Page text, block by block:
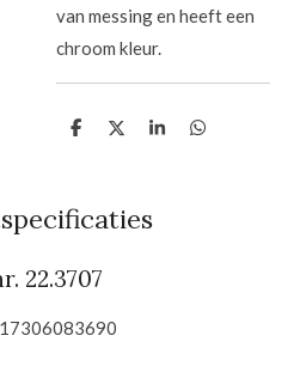
van messing en heeft een
chroom kleur.
D
n
D
S
D
22.3707